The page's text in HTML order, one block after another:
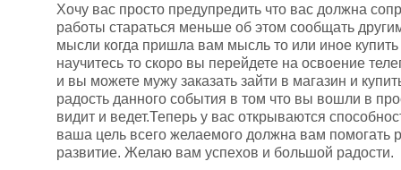
Хочу вас просто предупредить что вас должна
работы стараться меньше об этом сообщать
мысли когда пришла вам мысль то или иное
научитесь то скоро вы перейдете на освоение
и вы можете мужу заказать зайти в магазин и
радость данного события в том что вы вошли в
видит и ведет.Теперь у вас открываются
ваша цель всего желаемого должна вам помогать
развитие. Желаю вам успехов и большой радости.